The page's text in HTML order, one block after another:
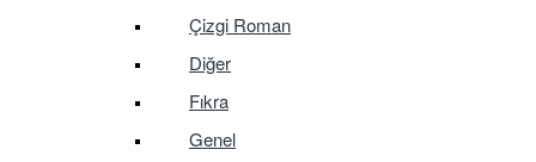
Çizgi Roman
Diğer
Fıkra
Genel